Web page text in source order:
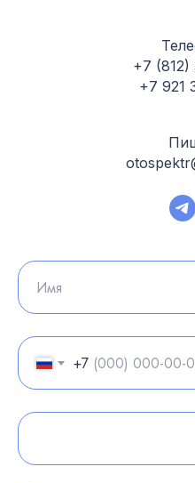
+7 (812)
+7 921
+7